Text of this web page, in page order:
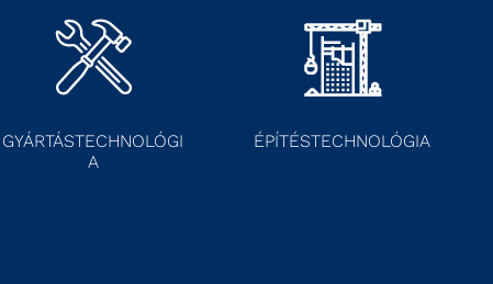
GYÁRTÁSTECHNOLÓGI
A
ÉPÍTÉSTECHNOLÓGIA